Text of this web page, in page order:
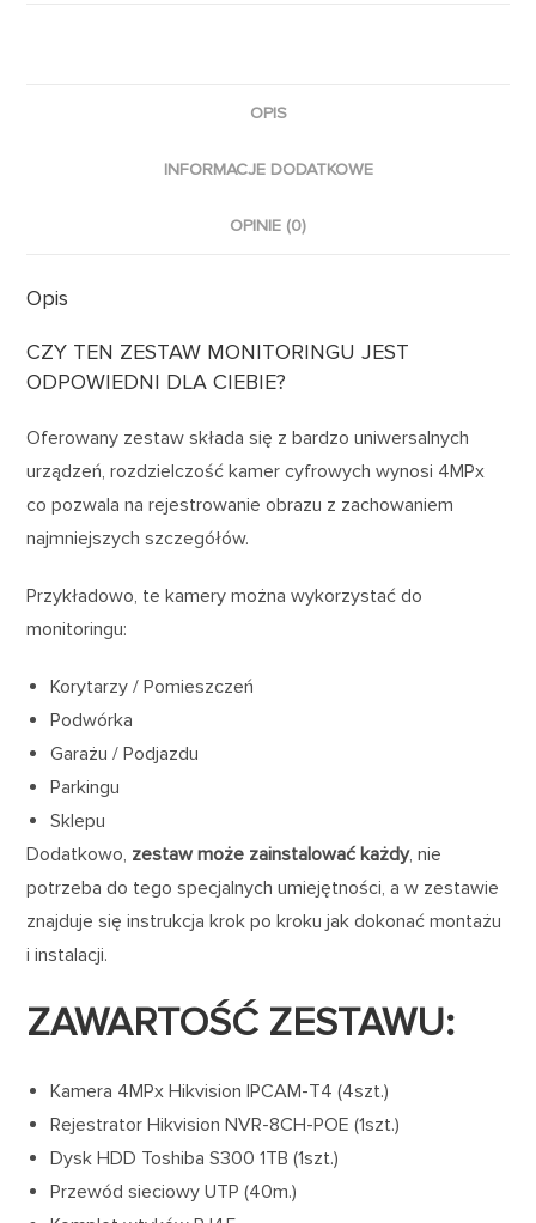
OPIS
INFORMACJE DODATKOWE
OPINIE (0)
Opis
CZY TEN ZESTAW MONITORINGU JEST
ODPOWIEDNI DLA CIEBIE?
Oferowany zestaw składa się z bardzo uniwersalnych
urządzeń, rozdzielczość kamer cyfrowych wynosi 4MPx
co pozwala na rejestrowanie obrazu z zachowaniem
najmniejszych szczegółów.
Przykładowo, te kamery można wykorzystać do
monitoringu:
Korytarzy / Pomieszczeń
Podwórka
Garażu / Podjazdu
Parkingu
Sklepu
Dodatkowo, zestaw może zainstalować każdy, nie
potrzeba do tego specjalnych umiejętności, a w zestawie
znajduje się instrukcja krok po kroku jak dokonać montażu
i instalacji.
ZAWARTOŚĆ ZESTAWU:
Kamera 4MPx Hikvision IPCAM-T4 (4szt.)
Rejestrator Hikvision NVR-8CH-POE (1szt.)
Dysk HDD Toshiba S300 1TB (1szt.)
Przewód sieciowy UTP (40m.)